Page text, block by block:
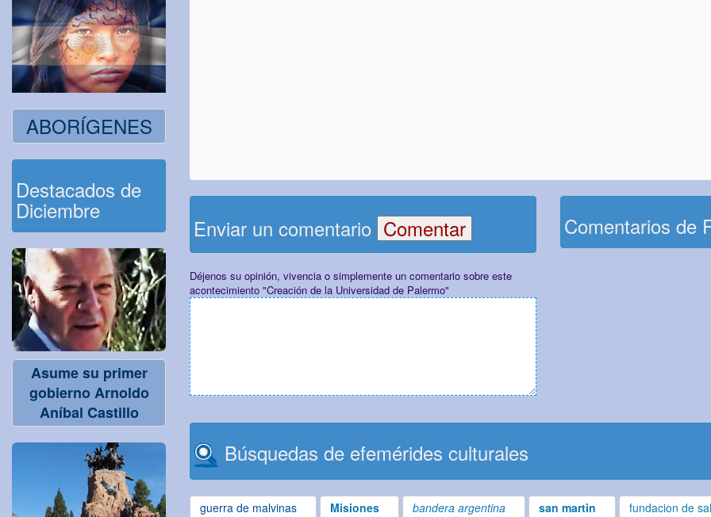
ABORÍGENES
Destacados de
Diciembre
Asume su primer
gobierno Arnoldo
Aníbal Castillo
Enviar un comentario
Déjenos su opinión, vivencia o simplemente un comentario sobre este
acontecimiento "Creación de la Universidad de Palermo"
Comentarios de
Búsquedas de efemérides culturales
guerra de malvinas Misiones bandera argentina san martin fundacion de